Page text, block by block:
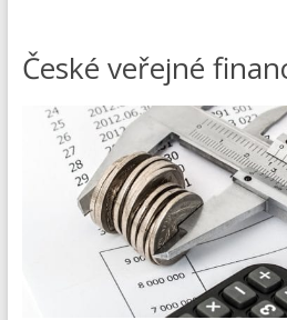
České veřejné